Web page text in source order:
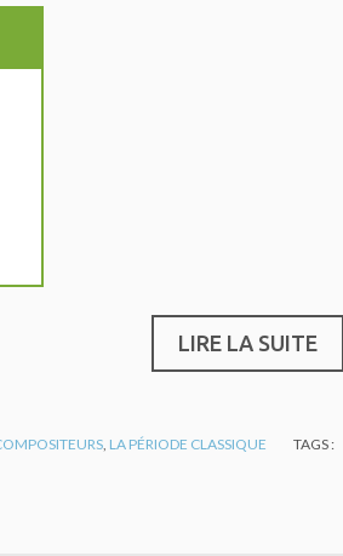
LIRE LA SUITE
LA PÉRIODE CLASSIQUE
TAGS :